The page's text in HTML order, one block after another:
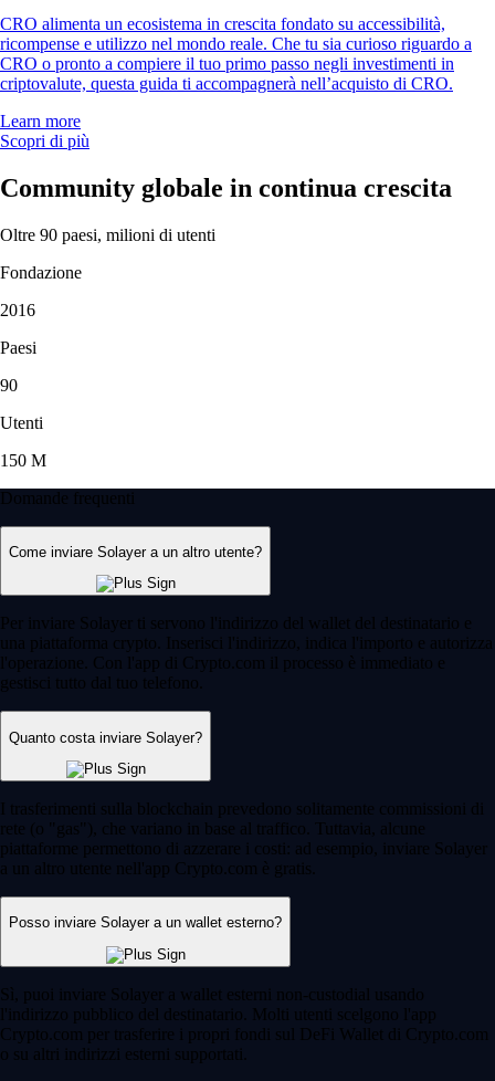
CRO alimenta un ecosistema in crescita fondato su accessibilità,
ricompense e utilizzo nel mondo reale. Che tu sia curioso riguardo a
CRO o pronto a compiere il tuo primo passo negli investimenti in
criptovalute, questa guida ti accompagnerà nell’acquisto di CRO.
Learn more
Scopri di più
Community globale in continua crescita
Oltre 90 paesi, milioni di utenti
Fondazione
2016
Paesi
90
Utenti
150 M
Domande frequenti
Come inviare Solayer a un altro utente?
Per inviare Solayer ti servono l'indirizzo del wallet del destinatario e
una piattaforma crypto. Inserisci l'indirizzo, indica l'importo e autorizza
l'operazione. Con l'app di Crypto.com il processo è immediato e
gestisci tutto dal tuo telefono.
Quanto costa inviare Solayer?
I trasferimenti sulla blockchain prevedono solitamente commissioni di
rete (o "gas"), che variano in base al traffico. Tuttavia, alcune
piattaforme permettono di azzerare i costi: ad esempio, inviare Solayer
a un altro utente nell'app Crypto.com è gratis.
Posso inviare Solayer a un wallet esterno?
Sì, puoi inviare Solayer a wallet esterni non-custodial usando
l'indirizzo pubblico del destinatario. Molti utenti scelgono l'app
Crypto.com per trasferire i propri fondi sul DeFi Wallet di Crypto.com
o su altri indirizzi esterni supportati.